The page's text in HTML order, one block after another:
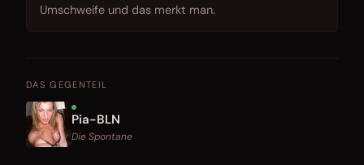
Umschweife und das merkt man.
DAS GEGENTEIL
Pia-BLN
Die Spontane